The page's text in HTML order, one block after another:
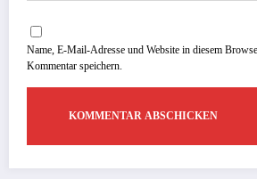
Name, E-Mail-Adresse und Website in diesem
Kommentar speichern.